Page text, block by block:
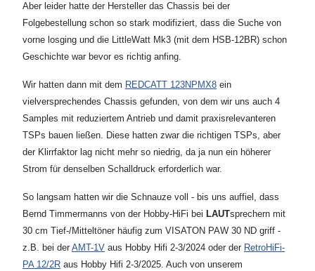
Aber leider hatte der Hersteller das Chassis bei der
Folgebestellung schon so stark modifiziert, dass die Suche von
vorne losging und die LittleWatt Mk3 (mit dem HSB-12BR) schon
Geschichte war bevor es richtig anfing.
Wir hatten dann mit dem REDCATT 123NPMX8 ein
vielversprechendes Chassis gefunden, von dem wir uns auch 4
Samples mit reduziertem Antrieb und damit praxisrelevanteren
TSPs bauen ließen. Diese hatten zwar die richtigen TSPs, aber
der Klirrfaktor lag nicht mehr so niedrig, da ja nun ein höherer
Strom für denselben Schalldruck erforderlich war.
So langsam hatten wir die Schnauze voll - bis uns auffiel, dass
Bernd Timmermanns von der Hobby-HiFi bei LAUTsprechern mit
30 cm Tief-/Mitteltöner häufig zum VISATON PAW 30 ND griff -
z.B. bei der AMT-1V aus Hobby Hifi 2-3/2024 oder der RetroHiFi-
PA 12/2R aus Hobby Hifi 2-3/2025. Auch von unserem